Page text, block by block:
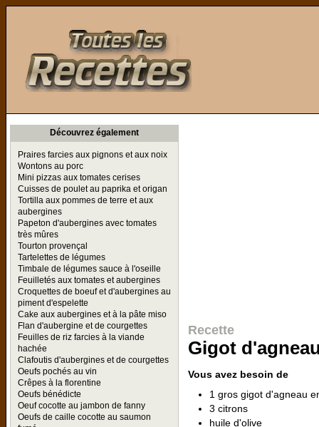
Découvrez également
Praires farcies aux pignons et aux noix
Wontons au porc
Mini pizzas aux tomates cerises
Cuisses de poulet au paprika et origan
Tortilla aux pommes de terre et aux
aubergines
Papeton d'aubergines avec tomates
très mûres
Tourton provençal
Tartelettes de légumes
Timbale de légumes sauce à l'oseille
Feuilletés aux tomates et aubergines
Croquettes de boeuf et d'aubergines au
piment d'espelette
Cake aux aubergines et à la pâte miso
Flan d'aubergine et de courgettes
Feuilles de riz farcies à la viande
hachée
Clafoutis d'aubergines et de courgettes
Oeufs pochés au vin
Crêpes à la florentine
Oeufs bénédicte
Oeuf cocotte au jambon de fanny
Oeufs de caille cocotte au saumon
Recette
Gigot
Vous avez besoin de
1 gros gigot d'agneau
3 citrons
huile d'olive